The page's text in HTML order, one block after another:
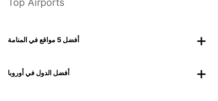
Top Airports
أفضل 5 مواقع في المنامة
أفضل الدول في أوروبا